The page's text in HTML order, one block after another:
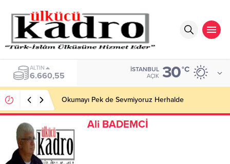
BIST
13.779,39
İSTANBUL
AÇIK 30°C
Okumayı Pek de Sevmiyoruz Herhalde
Ali BADEMCİ